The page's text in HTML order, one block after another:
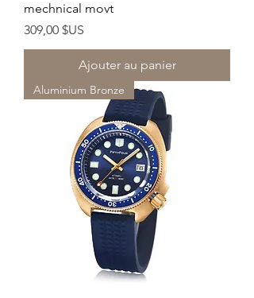
mechnical movt
Prix
309,00 $US
Ajouter au panier
Aluminium Bronze